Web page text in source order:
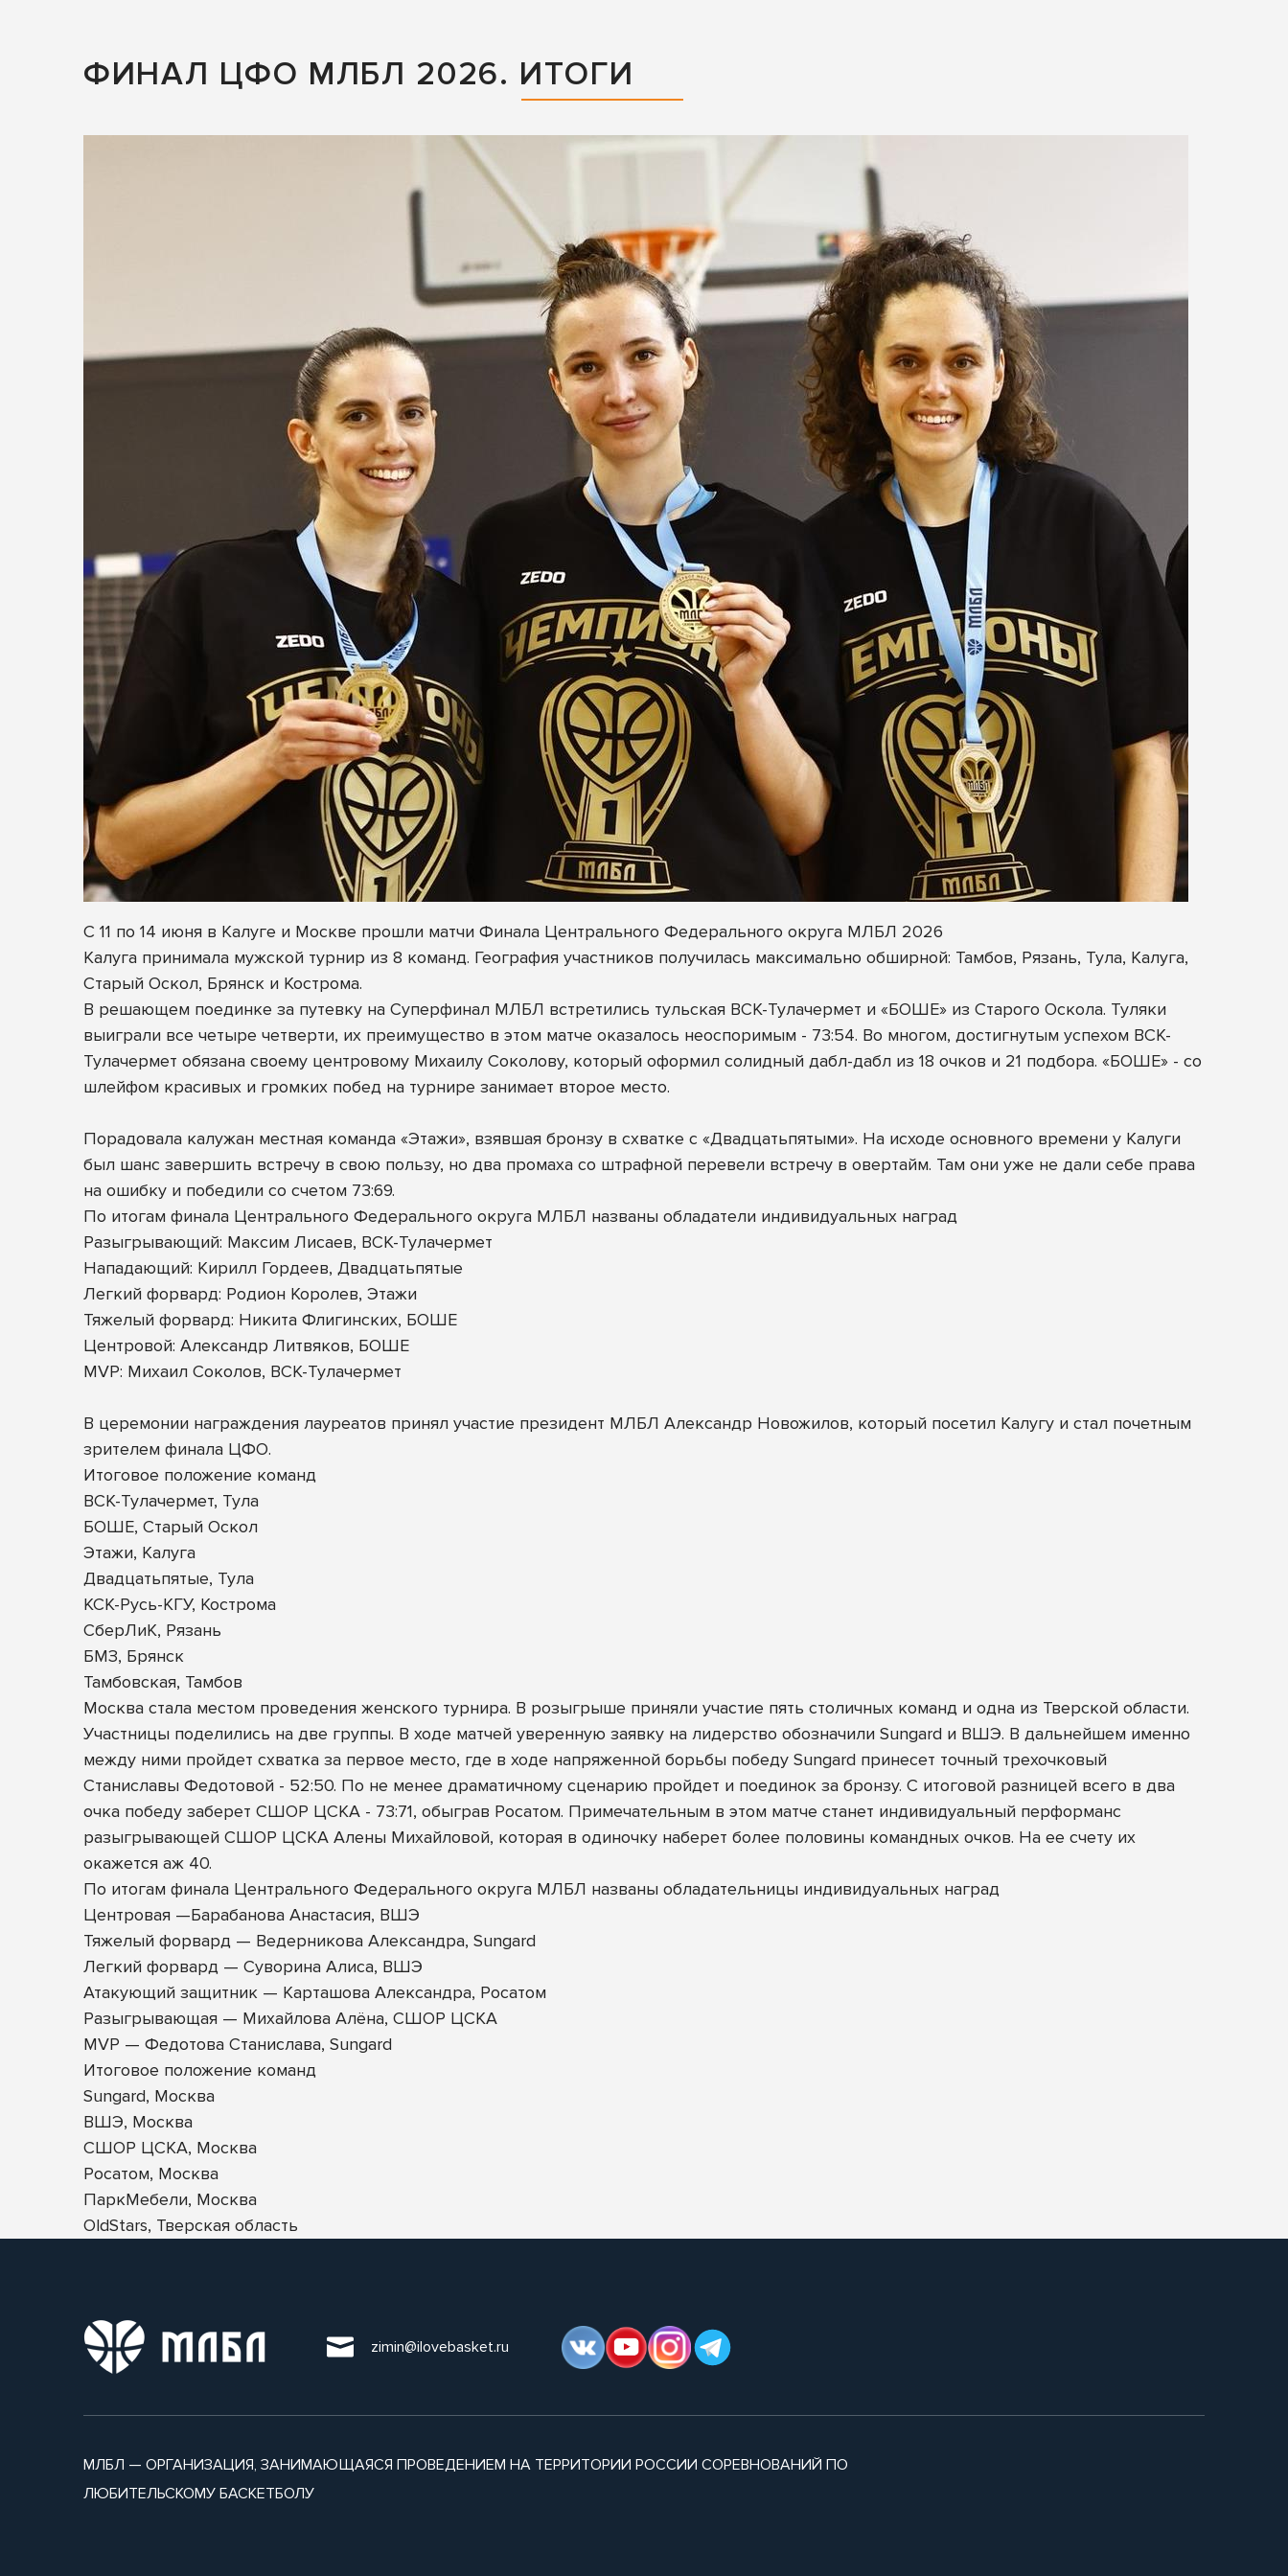
ФИНАЛ ЦФО МЛБЛ 2026. ИТОГИ
С 11 по 14 июня в Калуге и Москве прошли матчи Финала Центрального Федерального округа МЛБЛ 2026
Калуга принимала мужской турнир из 8 команд. География участников получилась максимально обширной: Тамбов, Рязань, Тула, Калуга,
Старый Оскол, Брянск и Кострома.
В решающем поединке за путевку на Суперфинал МЛБЛ встретились тульская ВСК-Тулачермет и «БОШЕ» из Старого Оскола. Туляки
выиграли все четыре четверти, их преимущество в этом матче оказалось неоспоримым - 73:54. Во многом, достигнутым успехом ВСК-
Тулачермет обязана своему центровому Михаилу Соколову, который оформил солидный дабл-дабл из 18 очков и 21 подбора. «БОШЕ» - со
шлейфом красивых и громких побед на турнире занимает второе место.
Порадовала калужан местная команда «Этажи», взявшая бронзу в схватке с «Двадцатьпятыми». На исходе основного времени у Калуги
был шанс завершить встречу в свою пользу, но два промаха со штрафной перевели встречу в овертайм. Там они уже не дали себе права
на ошибку и победили со счетом 73:69.
По итогам финала Центрального Федерального округа МЛБЛ названы обладатели индивидуальных наград
Разыгрывающий: Максим Лисаев, ВСК-Тулачермет
Нападающий: Кирилл Гордеев, Двадцатьпятые
Легкий форвард: Родион Королев, Этажи
Тяжелый форвард: Никита Флигинских, БОШЕ
Центровой: Александр Литвяков, БОШЕ
MVP: Михаил Соколов, ВСК-Тулачермет
В церемонии награждения лауреатов принял участие президент МЛБЛ Александр Новожилов, который посетил Калугу и стал почетным
зрителем финала ЦФО.
Итоговое положение команд
ВСК-Тулачермет, Тула
БОШЕ, Старый Оскол
Этажи, Калуга
Двадцатьпятые, Тула
КСК-Русь-КГУ, Кострома
СберЛиК, Рязань
БМЗ, Брянск
Тамбовская, Тамбов
Москва стала местом проведения женского турнира. В розыгрыше приняли участие пять столичных команд и одна из Тверской области.
Участницы поделились на две группы. В ходе матчей уверенную заявку на лидерство обозначили Sungard и ВШЭ. В дальнейшем именно
между ними пройдет схватка за первое место, где в ходе напряженной борьбы победу Sungard принесет точный трехочковый
Станиславы Федотовой - 52:50. По не менее драматичному сценарию пройдет и поединок за бронзу. С итоговой разницей всего в два
очка победу заберет СШОР ЦСКА - 73:71, обыграв Росатом. Примечательным в этом матче станет индивидуальный перформанс
разыгрывающей СШОР ЦСКА Алены Михайловой, которая в одиночку наберет более половины командных очков. На ее счету их
окажется аж 40.
По итогам финала Центрального Федерального округа МЛБЛ названы обладательницы индивидуальных наград
Центровая —Барабанова Анастасия, ВШЭ
Тяжелый форвард — Ведерникова Александра, Sungard
Легкий форвард — Суворина Алиса, ВШЭ
Атакующий защитник — Карташова Александра, Росатом
Разыгрывающая — Михайлова Алёна, СШОР ЦСКА
MVP — Федотова Станислава, Sungard
Итоговое положение команд
Sungard, Москва
ВШЭ, Москва
СШОР ЦСКА, Москва
Росатом, Москва
ПаркМебели, Москва
OldStars, Тверская область
zimin@ilovebasket.ru
МЛБЛ — ОРГАНИЗАЦИЯ, ЗАНИМАЮЩАЯСЯ ПРОВЕДЕНИЕМ НА ТЕРРИТОРИИ РОССИИ СОРЕВНОВАНИЙ ПО
ЛЮБИТЕЛЬСКОМУ БАСКЕТБОЛУ